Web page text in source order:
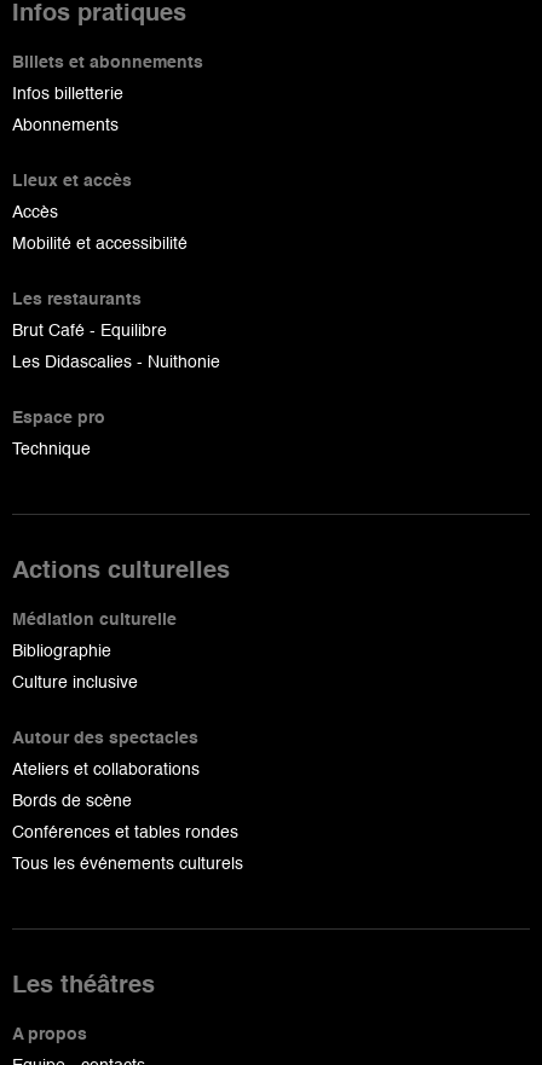
Infos pratiques
Billets et abonnements
Infos billetterie
Abonnements
Lieux et accès
Accès
Mobilité et accessibilité
Les restaurants
Brut Café - Equilibre
Les Didascalies - Nuithonie
Espace pro
Technique
Actions culturelles
Médiation culturelle
Bibliographie
Culture inclusive
Autour des spectacles
Ateliers et collaborations
Bords de scène
Conférences et tables rondes
Tous les événements culturels
Les théâtres
A propos